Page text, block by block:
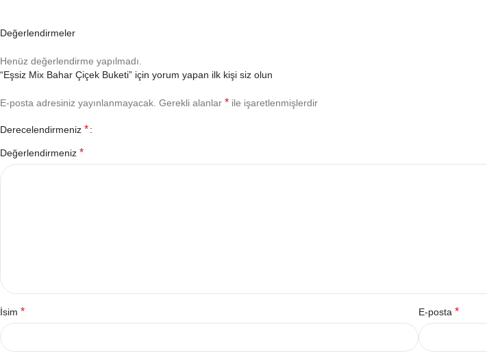
Değerlendirmeler
Henüz değerlendirme yapılmadı.
“Eşsiz Mix Bahar Çiçek Buketi” için yorum yapan ilk kişi siz olun
E-posta adresiniz yayınlanmayacak. Gerekli alanlar * ile işaretlenmişlerdir
Derecelendirmeniz *
Değerlendirmeniz *
İsim * E-posta *